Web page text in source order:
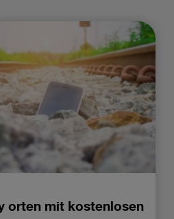
orten mit kostenlosen